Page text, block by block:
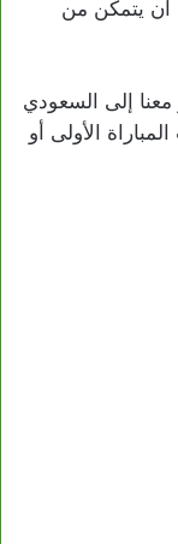
أن يتمكن من
معنا إلى السعودي
الأولى أو